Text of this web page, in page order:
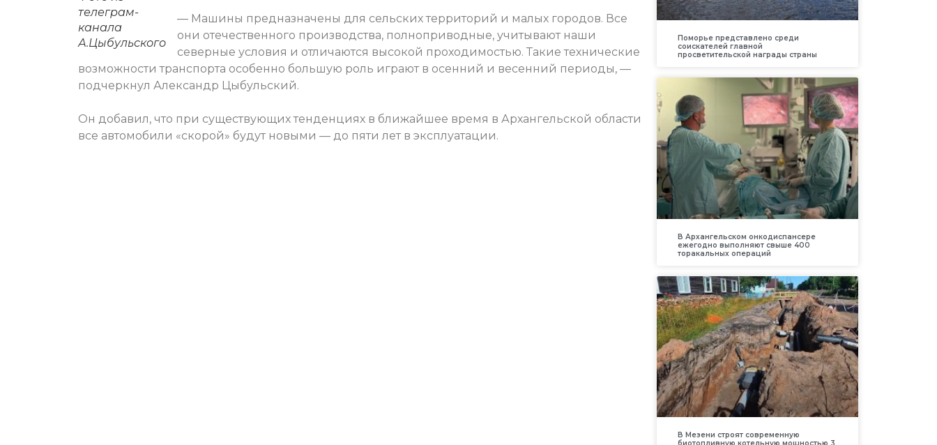
телеграм-
канала
А.Цыбульского
— Машины предназначены для сельских территорий и малых городов. Все
они отечественного производства, полноприводные, учитывают наши
северные условия и отличаются высокой проходимостью. Такие технические
возможности транспорта особенно большую роль играют в осенний и весенний периоды, —
подчеркнул Александр Цыбульский.
Он добавил, что при существующих тенденциях в ближайшее время в Архангельской области
все автомобили «скорой» будут новыми — до пяти лет в эксплуатации.
Поморье представлено среди
соискателей главной
просветительской награды страны
В Архангельском онкодиспансере
ежегодно выполняют свыше 400
торакальных операций
В Мезени строят современную